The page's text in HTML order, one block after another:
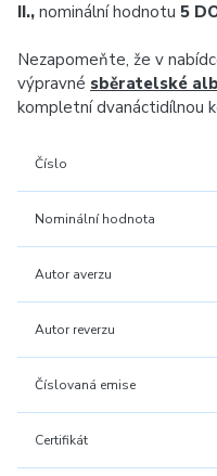
II., nominální hodnotu 5
Nezapomeňte, že v
výpravné sběratelské
kompletní dvanáctidílnou
Číslo
Nominální hodnota
Autor averzu
Autor reverzu
Číslovaná emise
Certifikát